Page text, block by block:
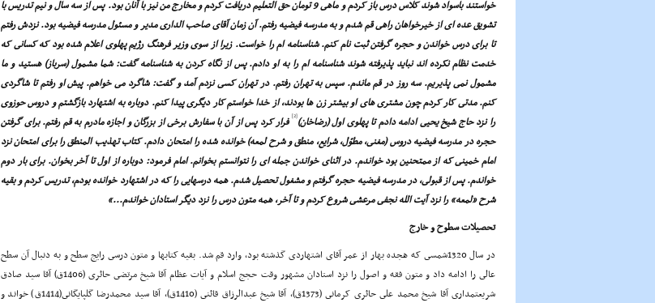
خواستند باسواد شوند کلاس درس باز کردم و ماهى 9 تومان حق التعلیم دریافت کردم و مخارج من نیز با آنان بود. پس از سه سال و نیم تدریس با
تشویق عده اى از خیرخواهان راهى قم شدم و به مدرسه فیضیه رفتم. آن زمان آقاى صاحب الدارى مدیر و مسئول مدرسه فیضیه بود. نزدش رفتم
تا براى درس خواندن و حجره گرفتن ثبت نام کنم. شناسنامه ام را خواست. زیرا از سوى وزیر فرهنگ رژیم پهلوى اعلام شده بود که کسانى که
خدمت نظام نکرده اند نباید پذیرفته شوند شناسنامه ام را به او دادم. پس از نگاه کردن به شناسنامه گفت: شما مشمول (سرباز) هستید و ما
مشمول نمى پذیریم. سه روز در قم ماندم. سپس به تهران رفتم. در تهران کسى نزدم آمد و گفت: شاگرد مى خواهم. پیش او رفتم تا شاگردى
کنم. مدتى کار کردم چون مشترى هاى او بیشتر زن ها بودند، از خدا خواستم کار دیگرى پیدا کنم. دوباره به اشتهارد بازگشتم و دروس حوزوى
را نزد حاج شیخ یحیى ادامه دادم تا پهلوى اول (رضاخان)[2]
فرار کرد پس از آن با سفارش برخى از بزرگان و اجازه مادرم به قم رفتم. براى گرفتن
حجره در مدرسه فیضیه دروس (مغنى، مطوّل، شرایع، منطق و شرح لمعه) خوانده شده را امتحان دادم. کتاب تهذیب المنطق را براى امتحان نزد
امام خمینى که از ممتحنین بود خواندم. در اثناى خواندن جمله اى را نتوانستم بخوانم. امام فرمود: دوباره از اول تا آخر بخوان. براى بار دوم
خواندم. پس از قبولى، در مدرسه فیضیه حجره گرفتم و مشغول تحصیل شدم. همه درسهایى را که در اشتهارد خوانده بودم، تدریس کردم و بقیه
شرح «لمعه» را نزد آیت الله نجفى مرعشى شروع کردم و تا آخر، همه متون درس را نزد دیگر استادان خواندم...»
تحصیلات سطوح و خارج
در سال 1320شمسى که هجده بهار از عمر آقاى اشتهاردى گذشته بود، وارد قم شد. بقیه کتابها و متون درسى رایج سطح و به دنبال آن سطح
عالى را ادامه داد و متون فقه و اصول را نزد استادان مشهور وقت حجج اسلام و آیات عظام آقا شیخ مرتضى حائرى (1406ق) آقا سید صادق
شریعتمدارى آقا شیخ محمد على حائرى کرمانى (1373ق)، آقا شیخ عبدالرزاق قائنى (1410ق)، آقا سید محمدرضا گلپایگانى(1414ق) خواند و